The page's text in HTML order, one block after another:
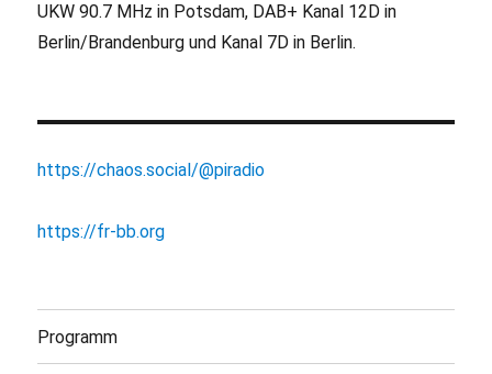
UKW 90.7 MHz in Potsdam, DAB+ Kanal 12D in
Berlin/Brandenburg und Kanal 7D in Berlin.
https://chaos.social/@piradio
https://fr-bb.org
Programm